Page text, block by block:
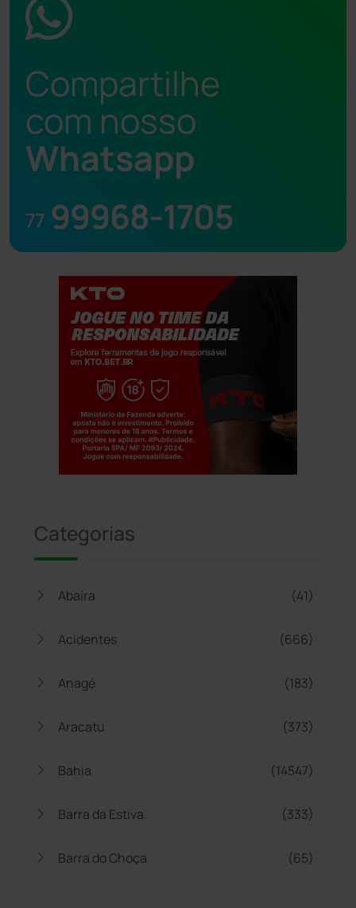
Compartilhe
com nosso
Whatsapp
77 99968-1705
Categorias
Abaíra (41)
Acidentes (666)
Anagé (183)
Aracatu (373)
Bahia (14547)
Barra da Estiva (333)
Barra do Choça (65)